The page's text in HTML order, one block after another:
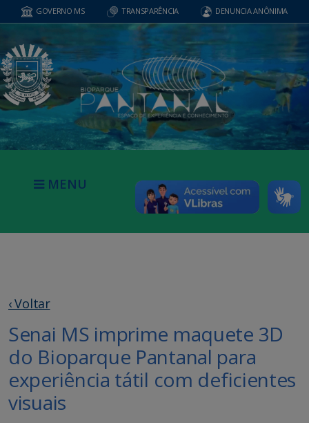
GOVERNO MS TRANSPARÊNCIA DENUNCIA ANÔNIMA
MENU
‹ Voltar
Senai MS imprime maquete 3D
do Bioparque Pantanal para
experiência tátil com deficientes
visuais